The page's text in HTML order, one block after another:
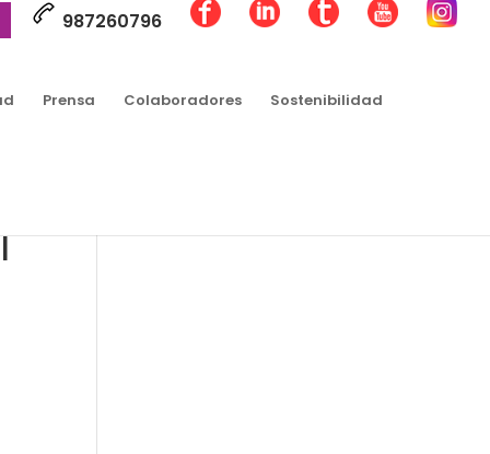
987260796
Prensa Colaboradores Sostenibilidad